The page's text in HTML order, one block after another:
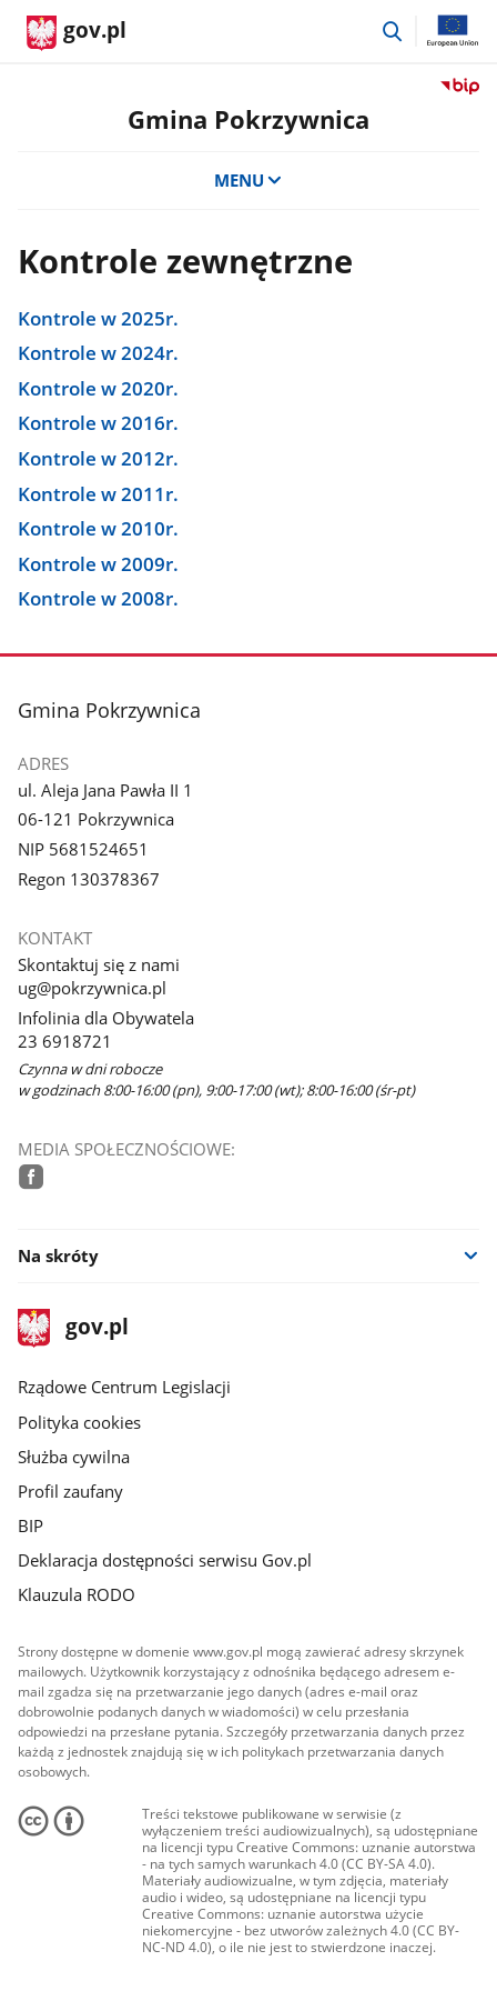
gov.pl
przejdź
Przejdź
Gmina Pokrzywnica
MENU
Kontrole zewnętrzne
Kontrole w 2025r.
Kontrole w 2024r.
Kontrole w 2020r.
Kontrole w 2016r.
Kontrole w 2012r.
Kontrole w 2011r.
Kontrole w 2010r.
Kontrole w 2009r.
Kontrole w 2008r.
stopka
Gmina Pokrzywnica
ADRES
ul. Aleja Jana Pawła II 1
06-121 Pokrzywnica
NIP 5681524651
Regon 130378367
KONTAKT
Skontaktuj się z nami
ug@pokrzywnica.pl
Infolinia dla Obywatela
23 6918721
Czynna w dni robocze
w godzinach 8:00-16:00 (pn), 9:00-17:00 (wt); 8:00-16:00 (śr-pt)
MEDIA SPOŁECZNOŚCIOWE:
Na skróty
stopka
gov.plStrona
gov.pl
Rządowe Centrum Legislacji
Polityka cookies
Służba cywilna
Profil zaufany
BIP
Deklaracja dostępności serwisu Gov.pl
Klauzula RODO
Strony dostępne w domenie www.gov.pl mogą zawierać adresy skrzynek
mailowych. Użytkownik korzystający z odnośnika będącego adresem e-
mail zgadza się na przetwarzanie jego danych (adres e-mail oraz
dobrowolnie podanych danych w wiadomości) w celu przesłania
odpowiedzi na przesłane pytania. Szczegóły przetwarzania danych przez
każdą z jednostek znajdują się w ich politykach przetwarzania danych
osobowych.
Treści tekstowe publikowane w serwisie (z
wyłączeniem treści audiowizualnych), są udostępniane
na licencji typu Creative Commons: uznanie autorstwa
- na tych samych warunkach 4.0 (CC BY-SA 4.0).
Materiały audiowizualne, w tym zdjęcia, materiały
audio i wideo, są udostępniane na licencji typu
Creative Commons: uznanie autorstwa użycie
niekomercyjne - bez utworów zależnych 4.0 (CC BY-
NC-ND 4.0), o ile nie jest to stwierdzone inaczej.